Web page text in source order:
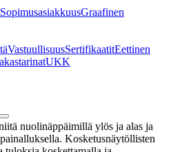
SopimusasiakkuusGraafinen
VastuullisuusSertifikaatitEettinen
UKK
nuolinäppäimillä ylös ja alas ja
Kosketusnäytöllisten